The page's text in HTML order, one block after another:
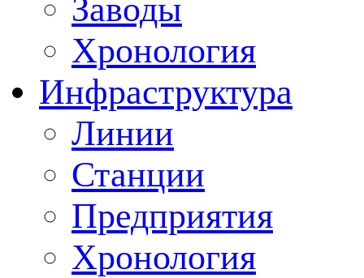
Заводы
Хронология
Инфраструктура
Линии
Станции
Предприятия
Хронология